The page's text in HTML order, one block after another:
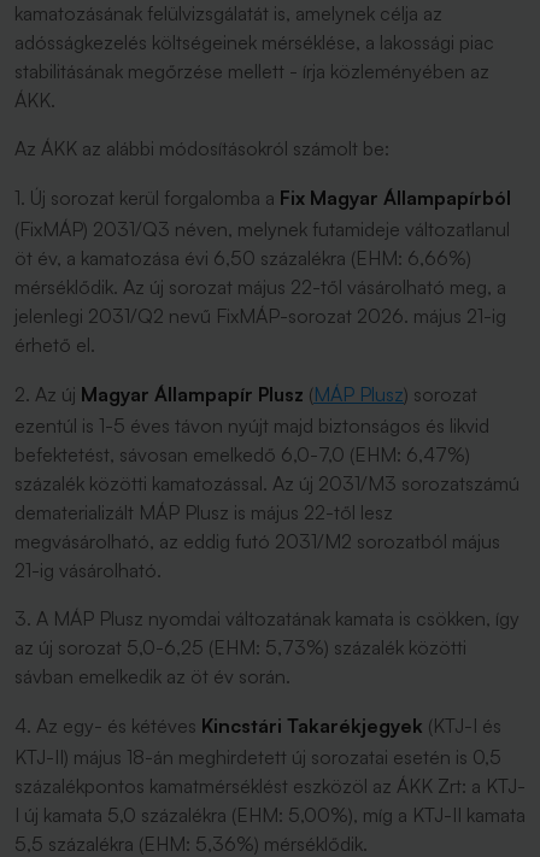
kamatozásának felülvizsgálatát is, amelynek célja az
adósságkezelés költségeinek mérséklése, a lakossági piac
stabilitásának megőrzése mellett - írja közleményében az
ÁKK.
Az ÁKK az alábbi módosításokról számolt be:
1. Új sorozat kerül forgalomba a Fix Magyar Állampapírból
(FixMÁP) 2031/Q3 néven, melynek futamideje változatlanul
öt év, a kamatozása évi 6,50 százalékra (EHM: 6,66%)
mérséklődik. Az új sorozat május 22-től vásárolható meg, a
jelenlegi 2031/Q2 nevű FixMÁP-sorozat 2026. május 21-ig
érhető el.
2. Az új Magyar Állampapír Plusz (MÁP Plusz) sorozat
ezentúl is 1-5 éves távon nyújt majd biztonságos és likvid
befektetést, sávosan emelkedő 6,0-7,0 (EHM: 6,47%)
százalék közötti kamatozással. Az új 2031/M3 sorozatszámú
dematerializált MÁP Plusz is május 22-től lesz
megvásárolható, az eddig futó 2031/M2 sorozatból május
21-ig vásárolható.
3. A MÁP Plusz nyomdai változatának kamata is csökken, így
az új sorozat 5,0-6,25 (EHM: 5,73%) százalék közötti
sávban emelkedik az öt év során.
4. Az egy- és kétéves Kincstári Takarékjegyek (KTJ-I és
KTJ-II) május 18-án meghirdetett új sorozatai esetén is 0,5
százalékpontos kamatmérséklést eszközöl az ÁKK Zrt: a KTJ-
I új kamata 5,0 százalékra (EHM: 5,00%), míg a KTJ-II kamata
5,5 százalékra (EHM: 5,36%) mérséklődik.